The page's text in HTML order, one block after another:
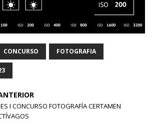
CONCURSO FOTOGRAFIA
I CONCURSO FOTOGRAFÍA CERTAMEN